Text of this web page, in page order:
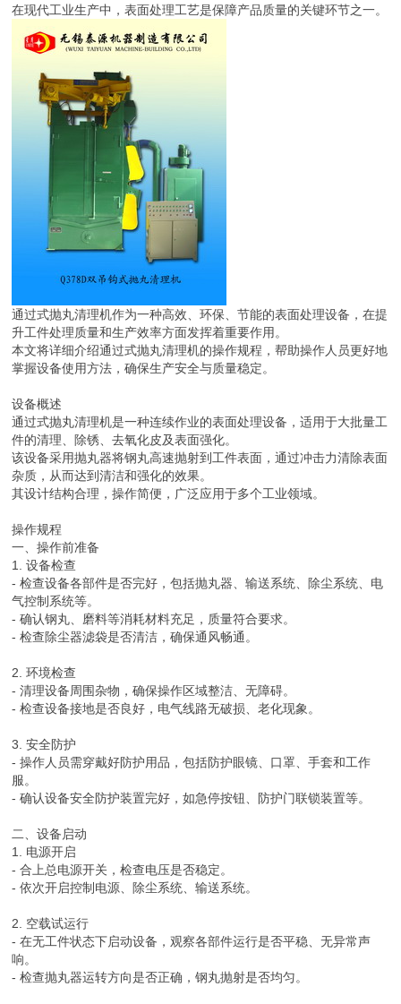
在现代工业生产中，表面处理工艺是保障产品质量的关键环节之一。
通过式抛丸清理机作为一种高效、环保、节能的表面处理设备，在提
升工件处理质量和生产效率方面发挥着重要作用。
本文将详细介绍通过式抛丸清理机的操作规程，帮助操作人员更好地
掌握设备使用方法，确保生产安全与质量稳定。
设备概述
通过式抛丸清理机是一种连续作业的表面处理设备，适用于大批量工
件的清理、除锈、去氧化皮及表面强化。
该设备采用抛丸器将钢丸高速抛射到工件表面，通过冲击力清除表面
杂质，从而达到清洁和强化的效果。
其设计结构合理，操作简便，广泛应用于多个工业领域。
操作规程
一、操作前准备
1. 设备检查
- 检查设备各部件是否完好，包括抛丸器、输送系统、除尘系统、电
气控制系统等。
- 确认钢丸、磨料等消耗材料充足，质量符合要求。
- 检查除尘器滤袋是否清洁，确保通风畅通。
2. 环境检查
- 清理设备周围杂物，确保操作区域整洁、无障碍。
- 检查设备接地是否良好，电气线路无破损、老化现象。
3. 安全防护
- 操作人员需穿戴好防护用品，包括防护眼镜、口罩、手套和工作
服。
- 确认设备安全防护装置完好，如急停按钮、防护门联锁装置等。
二、设备启动
1. 电源开启
- 合上总电源开关，检查电压是否稳定。
- 依次开启控制电源、除尘系统、输送系统。
2. 空载试运行
- 在无工件状态下启动设备，观察各部件运行是否平稳、无异常声
响。
- 检查抛丸器运转方向是否正确，钢丸抛射是否均匀。